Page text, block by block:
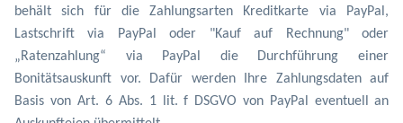
behält sich für die Zahlungsarten Kreditkarte via PayPal,
Lastschrift via PayPal oder "Kauf auf Rechnung" oder
„Ratenzahlung“ via PayPal die Durchführung einer
Bonitätsauskunft vor. Dafür werden Ihre Zahlungsdaten auf
Basis von Art. 6 Abs. 1 lit. f DSGVO von PayPal eventuell
an